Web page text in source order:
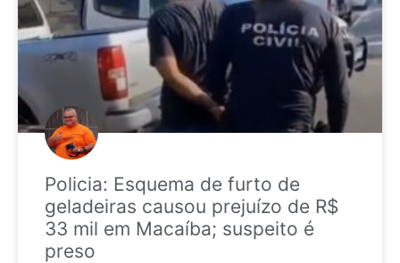
Policia: Esquema de furto de
geladeiras causou prejuízo de R$
33 mil em Macaíba; suspeito é
preso